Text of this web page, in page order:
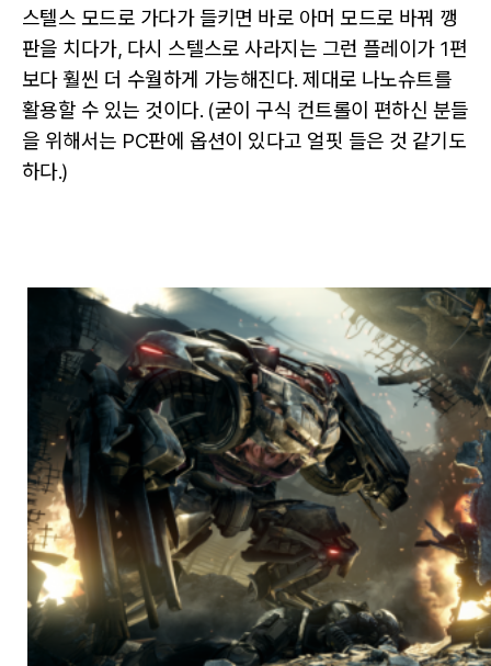
스텔스 모드로 가다가 들키면 바로 아머 모드로 바꿔 깽
판을 치다가, 다시 스텔스로 사라지는 그런 플레이가 1편
보다 훨씬 더 수월하게 가능해진다. 제대로 나노슈트를
활용할 수 있는 것이다. (굳이 구식 컨트롤이 편하신 분들
을 위해서는 PC판에 옵션이 있다고 얼핏 들은 것 같기도
하다.)